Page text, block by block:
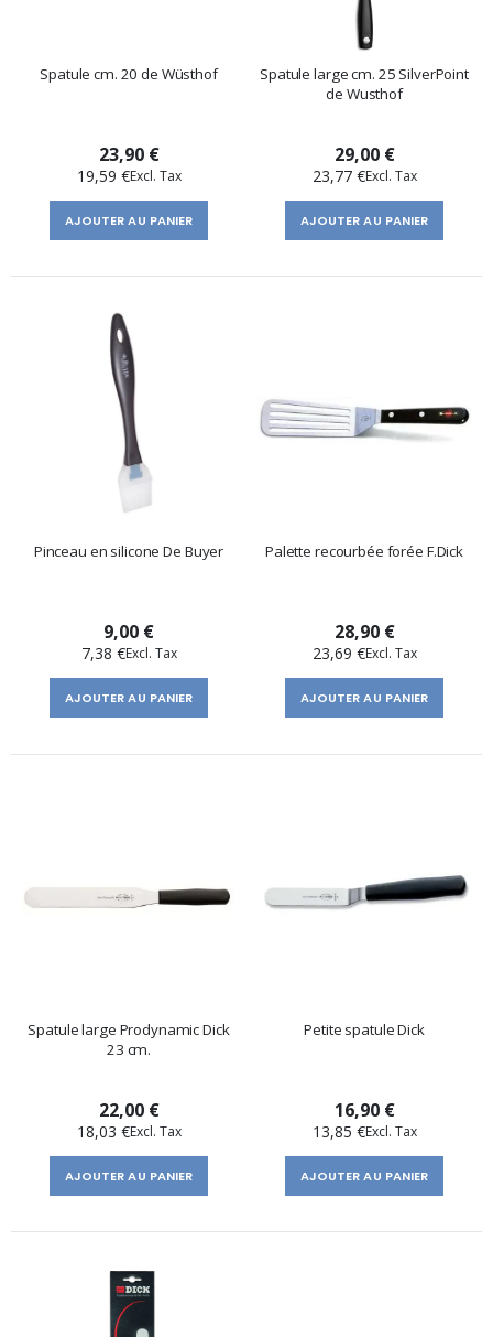
Spatule cm. 20 de Wüsthof
23,90 €
19,59 €
AJOUTER AU PANIER
Spatule large cm. 25 SilverPoint
de Wusthof
29,00 €
23,77 €
AJOUTER AU PANIER
Pinceau en silicone De Buyer
9,00 €
7,38 €
AJOUTER AU PANIER
Palette recourbée forée F.Dick
28,90 €
23,69 €
AJOUTER AU PANIER
Spatule large Prodynamic Dick
23 cm.
22,00 €
18,03 €
AJOUTER AU PANIER
Petite spatule Dick
16,90 €
13,85 €
AJOUTER AU PANIER